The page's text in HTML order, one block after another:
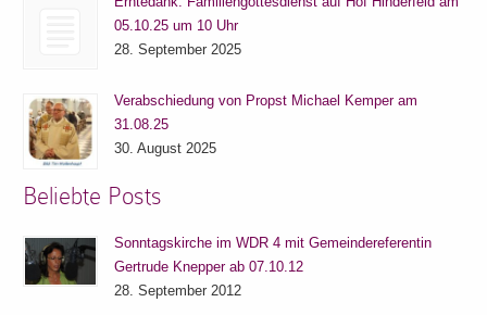
05.10.25 um 10 Uhr
28. September 2025
Verabschiedung von Propst Michael Kemper am
31.08.25
30. August 2025
Beliebte Posts
Sonntagskirche im WDR 4 mit Gemeindereferentin
Gertrude Knepper ab 07.10.12
28. September 2012